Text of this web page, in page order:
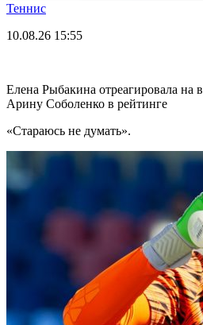
Теннис
10.08.26 15:55
Елена Рыбакина отреагировала на
Арину Соболенко в рейтинге
«Стараюсь не думать».